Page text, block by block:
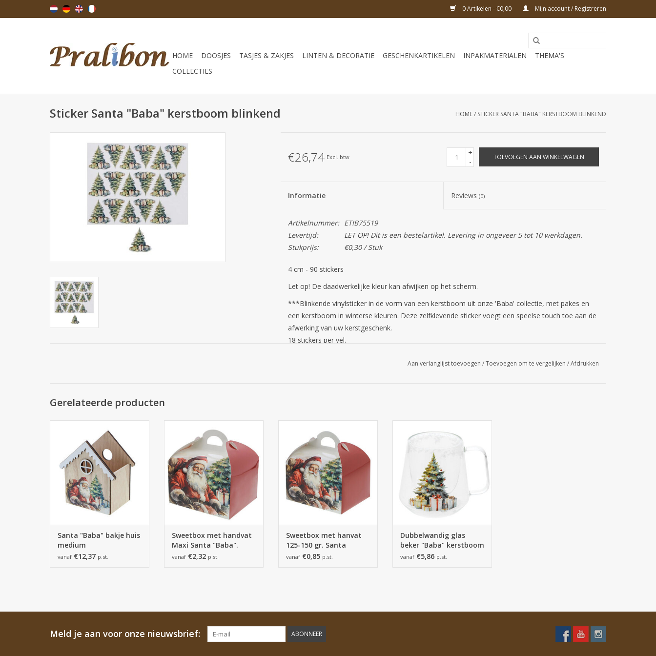
0 Artikelen - €0,00 Mijn account / Registreren
HOME DOOSJES TASJES & ZAKJES LINTEN & DECORATIE GESCHENKARTIKELEN INPAKMATERIALEN
THEMA'S
COLLECTIES
Sticker Santa "Baba" kerstboom blinkend HOME/ STICKER SANTA "BABA" KERSTBOOM BLINKEND
€26,74 Excl. btw
+
-
TOEVOEGEN AAN WINKELWAGEN
Informatie Reviews(0)
Artikelnummer:
ETIB75519
Levertijd:
LET OP! Dit is een bestelartikel. Levering in ongeveer 5 tot 10 werkdagen.
Stukprijs:
€0,30 / Stuk
4 cm - 90 stickers
Let op! De daadwerkelijke kleur kan afwijken op het scherm.
***Blinkende vinylsticker in de vorm van een kerstboom uit onze 'Baba' collectie, met pakes en
een kerstboom in winterse kleuren. Deze zelfklevende sticker voegt een speelse touch toe aan de
afwerking van uw kerstgeschenk.
18 stickers per vel.
Aan verlanglijst toevoegen /Toevoegen om te vergelijken /Afdrukken
Gerelateerde producten
TOEVOEGEN AAN WINKELWAGEN
Santa "Baba" bakje huis
medium
vanaf €12,37 p.st.
TOEVOEGEN AAN WINKELWAGEN
Sweetbox met handvat
Maxi Santa "Baba".
vanaf €2,32 p.st.
76*60*84mm
48 stuks
TOEVOEGEN AAN WINKELWAGEN
Sweetbox met hanvat
125-150 gr. Santa
"Baba"
vanaf €0,85 p.st.
TOEVOEGEN AAN WINKELWAGEN
Dubbelwandig glas
beker "Baba" kerstboom
met sneeuw
vanaf €5,86 p.st.
Meld je aan voor onze nieuwsbrief: ABONNEER